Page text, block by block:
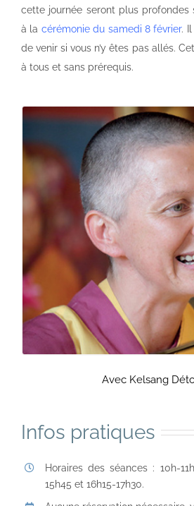
cette journée seront plus profondes
à la cérémonie du samedi 8 février.
de venir si vous n’y êtes pas allés.
à tous et sans prérequis.
Avec Kelsang
Infos pratiques
Horaires des séances : 10h-
15h45 et 16h15-17h30.